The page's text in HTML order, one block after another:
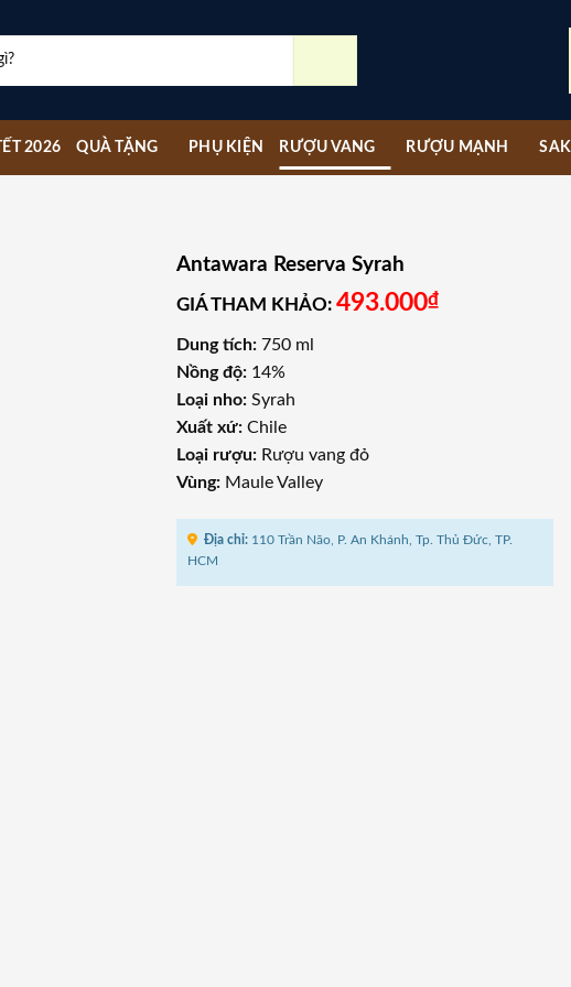
2026 QUÀ TẶNG PHỤ KIỆN RƯỢU VANG RƯỢU MẠNH
Antawara Reserva Syrah
GIÁ THAM KHẢO: 493.000₫
Dung tích:750 ml
Nồng độ:14%
Loại nho:Syrah
Xuất xứ:Chile
Loại rượu:Rượu vang đỏ
Vùng:Maule Valley
Địa chỉ:110 Trần Não, P. An Khánh, Tp. Thủ Đức, TP.
HCM